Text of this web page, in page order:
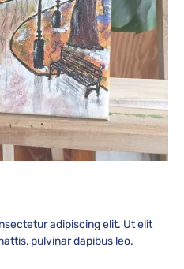
adipiscing elit. Ut elit
pulvinar dapibus leo.